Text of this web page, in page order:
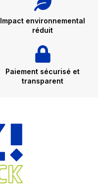
Impact environnemental
réduit
Paiement sécurisé et
transparent